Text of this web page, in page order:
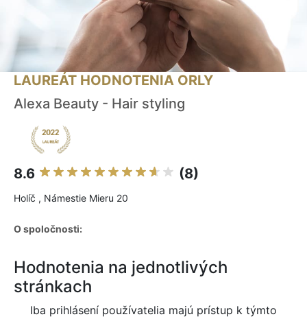
LAUREÁT HODNOTENIA ORLY
Alexa Beauty - Hair styling
8.6 (8)
Holíč , Námestie Mieru 20
O spoločnosti:
Hodnotenia na jednotlivých
stránkach
Iba prihlásení používatelia majú prístup k týmto